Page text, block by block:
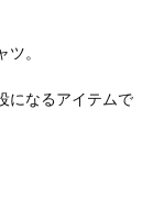
。
になるアイテムで